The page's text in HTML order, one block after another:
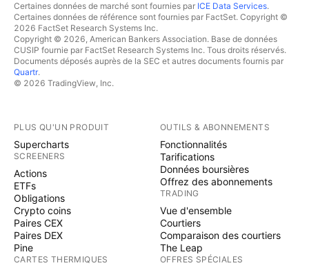
Certaines données de marché sont fournies par ICE Data Services.
Certaines données de référence sont fournies par FactSet. Copyright ©
2026 FactSet Research Systems Inc.
Copyright © 2026, American Bankers Association. Base de données
CUSIP fournie par FactSet Research Systems Inc. Tous droits réservés.
Documents déposés auprès de la SEC et autres documents fournis par
Quartr.
© 2026 TradingView, Inc.
PLUS QU'UN PRODUIT
Supercharts
SCREENERS
Actions
ETFs
Obligations
Crypto coins
Paires CEX
Paires DEX
Pine
CARTES THERMIQUES
OUTILS & ABONNEMENTS
Fonctionnalités
Tarifications
Données boursières
Offrez des abonnements
TRADING
Vue d'ensemble
Courtiers
Comparaison des courtiers
The Leap
OFFRES SPÉCIALES